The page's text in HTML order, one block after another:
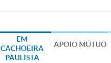
EM
CACHOEIRA
PAULISTA
APOIO MÚTUO